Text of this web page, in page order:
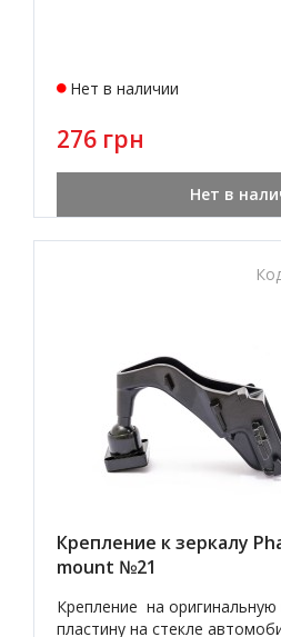
Нет в наличии
276 грн
Нет в
Крепление к зеркалу
mount №21
Крепление на
пластину на стекле